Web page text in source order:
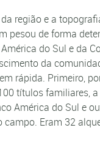
região e a
pesou de forma
do Sul e da
da
rápida. Primeiro,
títulos familiares,
América do Sul e
Eram 32